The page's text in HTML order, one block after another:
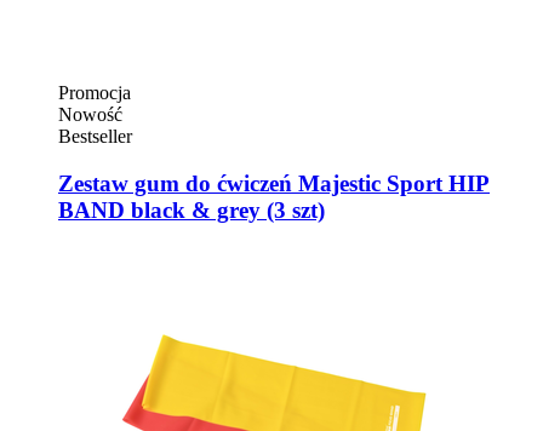
Promocja
Nowość
Bestseller
Zestaw gum do ćwiczeń Majestic Sport HIP
BAND black & grey (3 szt)